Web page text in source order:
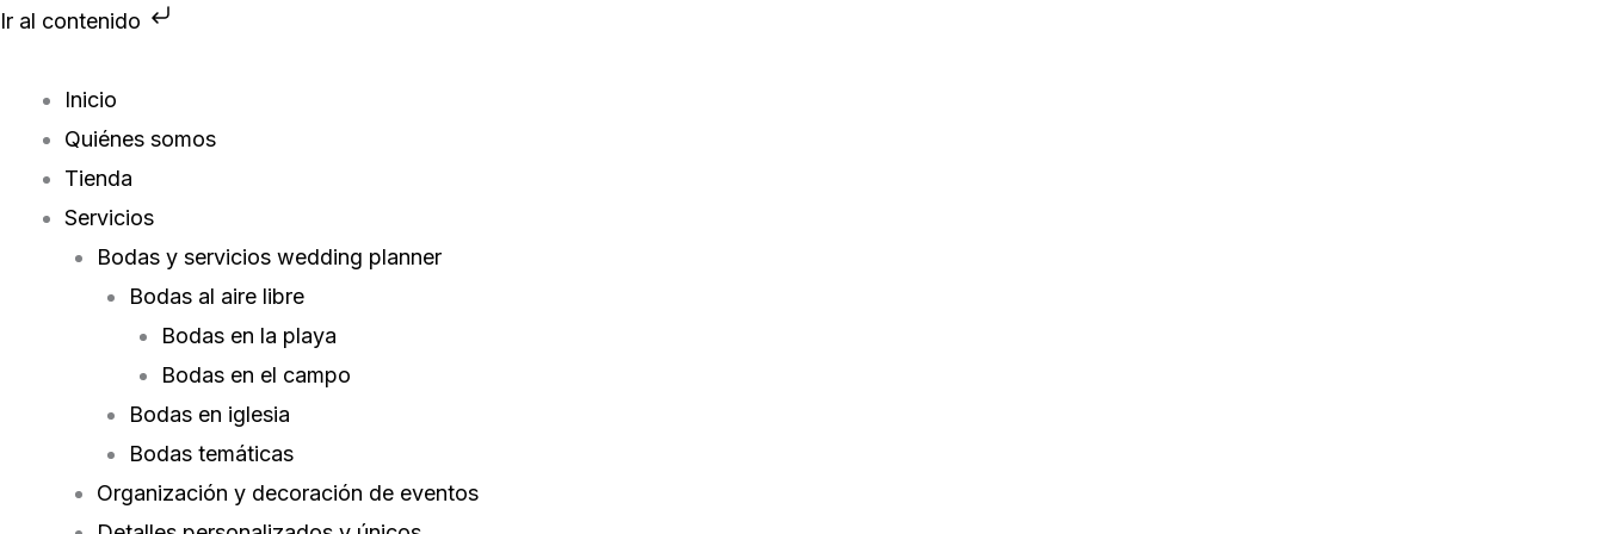
Ir al contenido
Ir
contenido
Inicio
Quiénes somos
Tienda
Servicios
Bodas y servicios wedding planner
Bodas al aire libre
Bodas en la playa
Bodas en el campo
Bodas en iglesia
Bodas temáticas
Organización y decoración de eventos